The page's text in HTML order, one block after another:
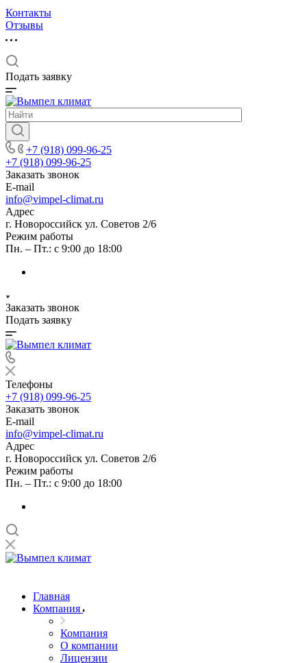
Контакты
Отзывы
Подать заявку
+7 (918) 099-96-25
+7 (918) 099-96-25
Заказать звонок
E-mail
info@vimpel-climat.ru
Адрес
г. Новороссийск ул. Советов 2/6
Режим работы
Пн. – Пт.: с 9:00 до 18:00
Заказать звонок
Подать заявку
Телефоны
+7 (918) 099-96-25
Заказать звонок
E-mail
info@vimpel-climat.ru
Адрес
г. Новороссийск ул. Советов 2/6
Режим работы
Пн. – Пт.: с 9:00 до 18:00
Главная
Компания
Компания
О компании
Лицензии